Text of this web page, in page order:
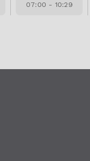
07:00 - 10:29